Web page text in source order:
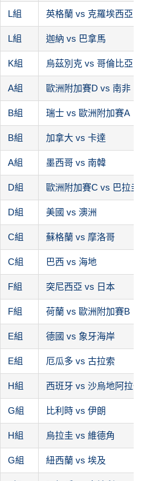
L組 英格蘭 vs 克羅埃西亞
L組 迦納 vs 巴拿馬
K組 烏茲別克 vs 哥倫比亞
A組 歐洲附加賽D vs 南非
B組 瑞士 vs 歐洲附加賽A
B組 加拿大 vs 卡達
A組 墨西哥 vs 南韓
D組 歐洲附加賽C vs 巴拉圭
D組 美國 vs 澳洲
C組 蘇格蘭 vs 摩洛哥
C組 巴西 vs 海地
F組 突尼西亞 vs 日本
F組 荷蘭 vs 歐洲附加賽B
E組 德國 vs 象牙海岸
E組 厄瓜多 vs 古拉索
H組 西班牙 vs 沙烏地阿拉伯
G組 比利時 vs 伊朗
H組 烏拉圭 vs 維德角
G組 紐西蘭 vs 埃及